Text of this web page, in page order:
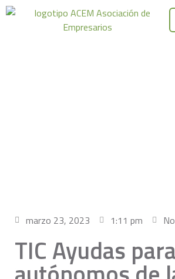
marzo 23, 2023 1:11 pm
TIC Ayudas para